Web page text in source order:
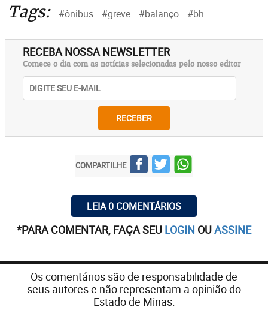
Tags: #ônibus #greve #balanço #bh
RECEBA NOSSA NEWSLETTER
Comece o dia com as notícias selecionadas pelo nosso editor
RECEBER
COMPARTILHE
LEIA 0 COMENTÁRIOS
*PARA COMENTAR, FAÇA SEU LOGIN OUASSINE
Os comentários são de responsabilidade de
seus autores e não representam a opinião do
Estado de Minas.